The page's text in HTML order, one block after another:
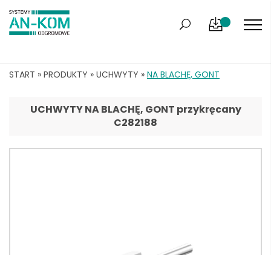
START » PRODUKTY » UCHWYTY » NA BLACHĘ, GONT
UCHWYTY NA BLACHĘ, GONT przykręcany
C282188